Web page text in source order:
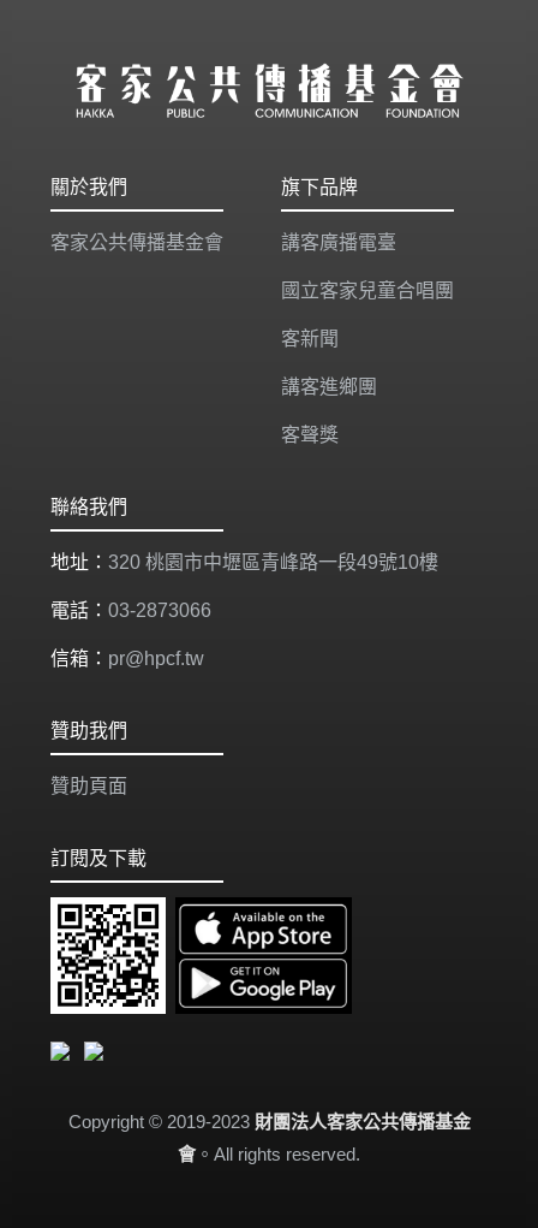
關於我們
客家公共傳播基金會
旗下品牌
講客廣播電臺
國立客家兒童合唱團
客新聞
講客進鄉團
客聲獎
聯絡我們
地址： 320 桃園市中壢區青峰路一段49號10樓
電話： 03-2873066
信箱： pr@hpcf.tw
贊助我們
贊助頁面
訂閱及下載
Copyright © 2019-2023 財團法人客家公共傳播基金
會。All rights reserved.